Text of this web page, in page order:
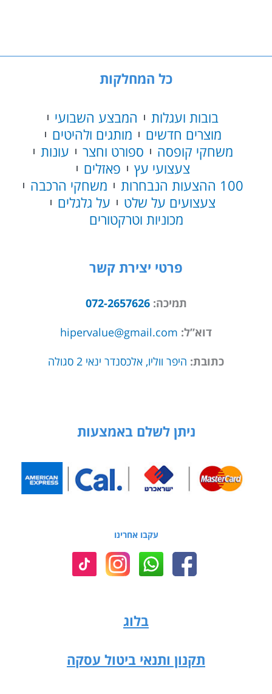
כל המחלקות
בובות ועגלות
המבצע השבועי
מוצרים חדשים
מותגים ולהיטים
משחקי קופסה
ספורט וחצר
עונות
צעצועי עץ
פאזלים
100 ההצעות הנבחרות
משחקי הרכבה
צעצועים על שלט
על גלגלים
מכוניות וטרקטורים
פרטי יצירת קשר
תמיכה:072-2657626
דוא”ל: hipervalue@gmail.com
כתובת: היפר ווליו, אלכסנדר ינאי 2 סגולה
ניתן לשלם באמצעות
עקבו אחרינו
בלוג
תקנון ותנאי ביטול עסקה